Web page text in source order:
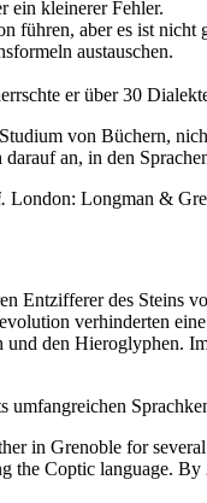
ein kleinerer Fehler.
führen, aber es ist nicht
austauschen.
er über 30
von Büchern,
an, in den
London: Longman &
Entzifferer des Steins
verhinderten
den Hieroglyphen.
in Grenoble for
the Coptic language.